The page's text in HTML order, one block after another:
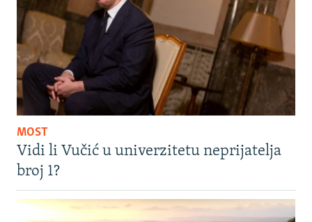
MOST
Vidi li Vučić u univerzitetu neprijatelja
broj 1?